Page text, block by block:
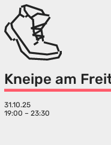
Kneipe am
31.10.25
19:00 – 23:30